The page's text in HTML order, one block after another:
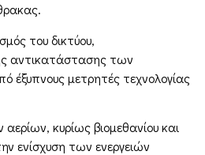
του δικτύου,
αντικατάστασης των
έξυπνους μετρητές τεχνολογίας
κυρίως βιομεθανίου και
ενίσχυση των ενεργειών